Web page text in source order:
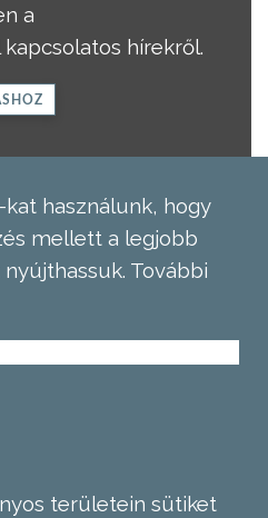
a
hírekről.
használunk, hogy
mellett a legjobb
További
területein sütiket